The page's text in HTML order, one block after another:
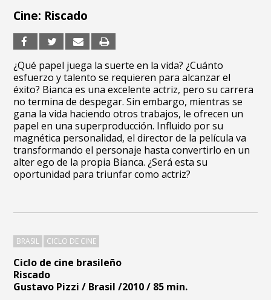
Ciclo de cine brasileño
Riscado
Gustavo Pizzi / Brasil /2010 / 85 min.
Cine: Riscado
¿Qué papel juega la suerte en la vida? ¿Cuánto
esfuerzo y talento se requieren para alcanzar el
éxito? Bianca es una excelente actriz, pero su carrera
no termina de despegar. Sin embargo, mientras se
gana la vida haciendo otros trabajos, le ofrecen un
papel en una superproducción. Influido por su
magnética personalidad, el director de la película va
transformando el personaje hasta convertirlo en un
alter ego de la propia Bianca. ¿Será esta su
oportunidad para triunfar como actriz?
BRASIL CICLO DE CINE